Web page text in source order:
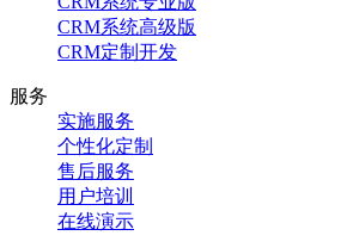
CRM系统高级版
CRM定制开发
服务
实施服务
个性化定制
售后服务
用户培训
在线演示